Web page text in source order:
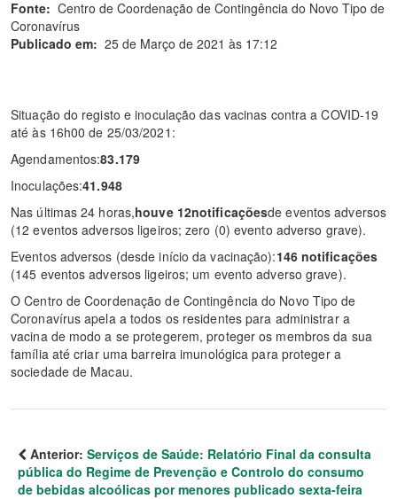
Fonte: Centro de Coordenação de Contingência do Novo Tipo de
Coronavírus
Publicado em: 25 de Março de 2021 às 17:12
Situação do registo e inoculação das vacinas contra a COVID-19
até às 16h00 de 25/03/2021:
Agendamentos:83.179
Inoculações:41.948
Nas últimas 24 horas,houve 12notificaçõesde eventos adversos
(12 eventos adversos ligeiros; zero (0) evento adverso grave).
Eventos adversos (desde início da vacinação):146 notificações
(145 eventos adversos ligeiros; um evento adverso grave).
O Centro de Coordenação de Contingência do Novo Tipo de
Coronavírus apela a todos os residentes para administrar a
vacina de modo a se protegerem, proteger os membros da sua
família até criar uma barreira imunológica para proteger a
sociedade de Macau.
Anterior: Serviços de Saúde: Relatório Final da consulta
pública do Regime de Prevenção e Controlo do consumo
de bebidas alcoólicas por menores publicado sexta-feira